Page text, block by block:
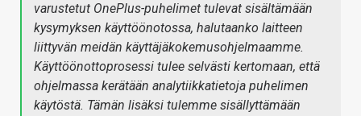
varustetut OnePlus-puhelimet tulevat sisältämään
kysymyksen käyttöönotossa, halutaanko laitteen
liittyvän meidän käyttäjäkokemusohjelmaamme.
Käyttöönottoprosessi tulee selvästi kertomaan, että
ohjelmassa kerätään analytiikkatietoja puhelimen
käytöstä. Tämän lisäksi tulemme sisällyttämään